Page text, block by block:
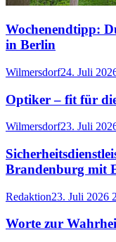
Wochenendtipp:
in Berlin
Wilmersdorf24. Juli
Optiker – fit für
Wilmersdorf23. Juli
Brandenburg mit
Redaktion23. Juli 2026
Worte zur